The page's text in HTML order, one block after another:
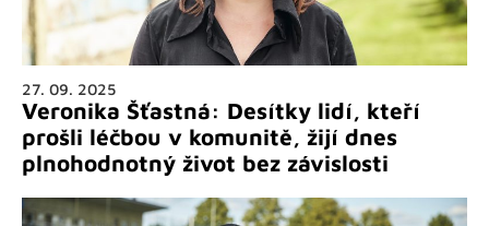
27. 09. 2025
Veronika Šťastná: Desítky lidí, kteří
prošli léčbou v komunitě, žijí dnes
plnohodnotný život bez závislosti